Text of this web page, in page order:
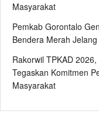
Masyarakat
Pemkab Gorontalo
Bendera Merah
Rakorwil TPKAD
Tegaskan Komitmen
Masyarakat